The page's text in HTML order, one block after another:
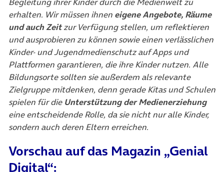
erhalten. Wir müssen ihnen eigene Angebote, Räume
und auch Zeitzur Verfügung stellen, um reflektieren
und ausprobieren zu können sowie einen verlässlichen
Kinder- und Jugendmedienschutz auf Apps und
Plattformen garantieren, die ihre Kinder nutzen. Alle
Bildungsorte sollten sie außerdem als relevante
Zielgruppe mitdenken, denn gerade Kitas und Schulen
spielen für die Unterstützung der Medienerziehung
eine entscheidende Rolle, da sie nicht nur alle Kinder,
sondern auch deren Eltern erreichen.
Vorschau auf das Magazin „Genial
Digital“: